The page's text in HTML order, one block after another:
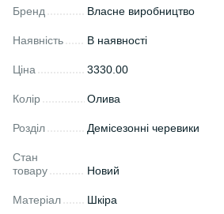
Бренд Власне виробництво
Наявність В наявності
Ціна 3330.00
Колір Олива
Розділ Демісезонні черевики
Стан
товару
Новий
Матеріал Шкіра